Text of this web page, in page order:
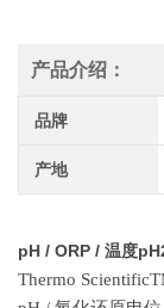
产品介绍：
品牌
产地
pH / ORP / 温度
Thermo